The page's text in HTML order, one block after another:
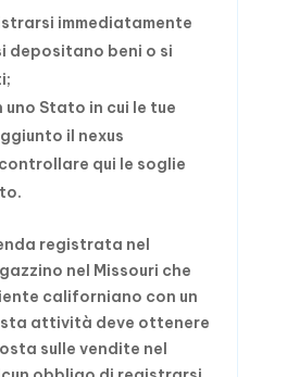
immediatamente
depositano beni o si
Stato in cui le tue
il nexus
qui le soglie
registrata nel
nel Missouri che
californiano con un
attività deve ottenere
sulle vendite nel